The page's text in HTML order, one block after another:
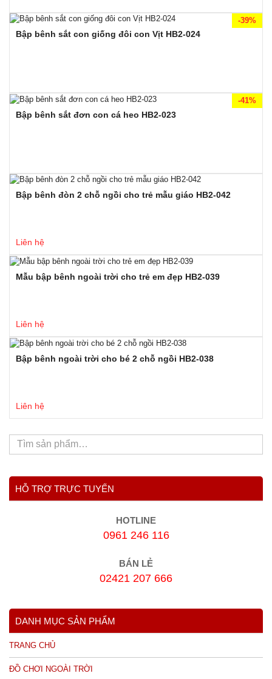
-39%
Bập bênh sắt con giống đôi con Vịt HB2-024
-41%
Bập bênh sắt đơn con cá heo HB2-023
Bập bênh đòn 2 chỗ ngồi cho trẻ mẫu giáo HB2-042
Liên hệ
Mẫu bập bênh ngoài trời cho trẻ em đẹp HB2-039
Liên hệ
Bập bênh ngoài trời cho bé 2 chỗ ngồi HB2-038
Liên hệ
HỖ TRỢ TRỰC TUYẾN
HOTLINE
0961 246 116
BÁN LẺ
02421 207 666
DANH MỤC SẢN PHẨM
TRANG CHỦ
ĐỒ CHƠI NGOÀI TRỜI